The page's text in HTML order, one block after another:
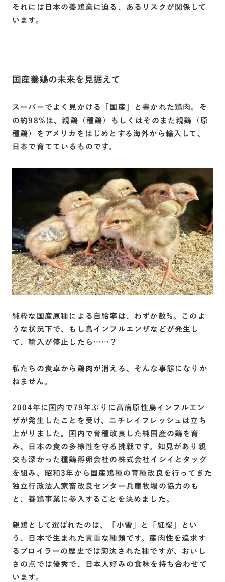
それには日本の養鶏業に迫る、あるリスクが関係して
います。
国産養鶏の未来を見据えて
スーパーでよく見かける「国産」と書かれた鶏肉。そ
の約98%は、親鶏（種鶏）もしくはそのまた親鶏（原
種鶏）をアメリカをはじめとする海外から輸入して、
日本で育てているものです。
純粋な国産原種による自給率は、わずか数%。このよ
うな状況下で、もし鳥インフルエンザなどが発生し
て、輸入が停止したら……？
私たちの食卓から鶏肉が消える、そんな事態になりか
ねません。
2004年に国内で79年ぶりに高病原性鳥インフルエン
ザが発生したことを受け、ニチレイフレッシュは立ち
上がりました。国内で育種改良した純国産の鶏を育
み、日本の食の多様性を守る挑戦です。知見があり親
交も深かった種鶏孵卵会社の株式会社イシイとタッグ
を組み、昭和3年から国産鶏種の育種改良を行ってきた
独立行政法人家畜改良センター兵庫牧場の協力のも
と、養鶏事業に参入することを決めました。
親鶏として選ばれたのは、「小雪」と「紅桜」とい
う、日本で生まれた貴重な種類です。産肉性を追求す
るブロイラーの歴史では淘汰された種ですが、おいし
さの点では優秀で、日本人好みの食味を持ち合わせて
います。